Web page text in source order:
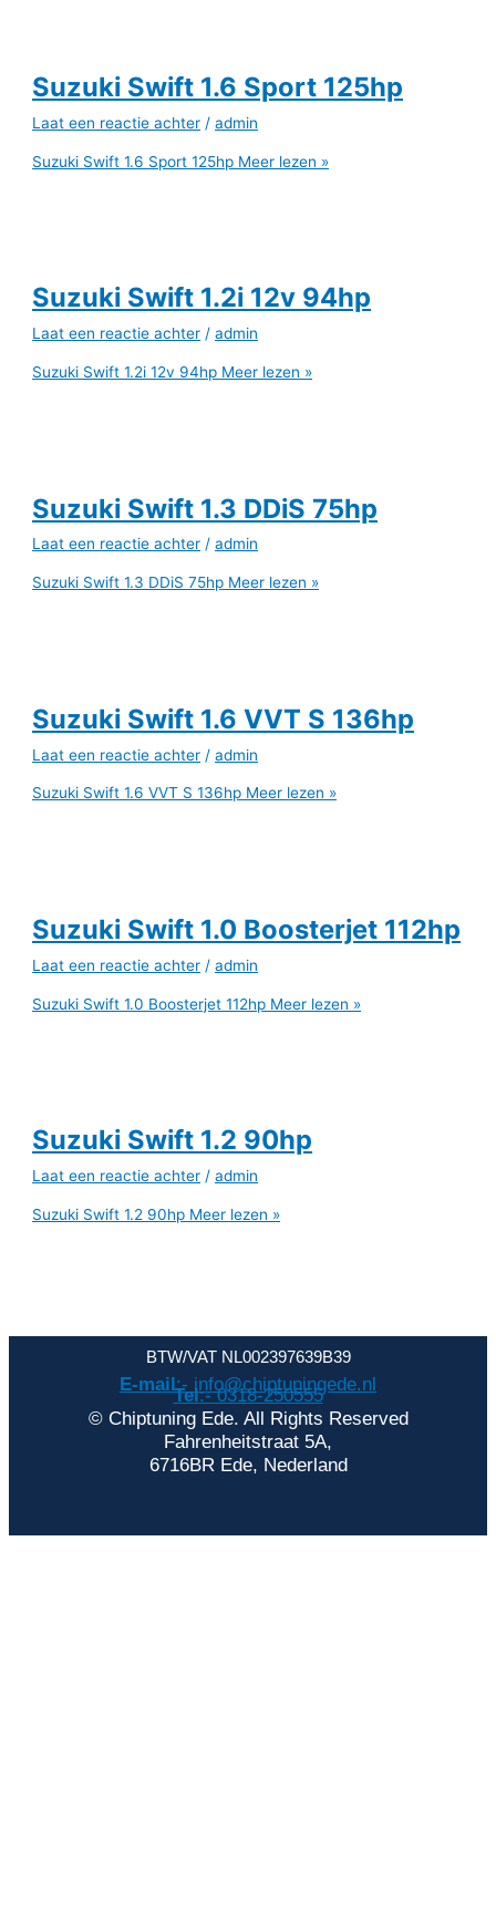
Suzuki Swift 1.6 Sport 125hp
Laat een reactie achter /admin
Suzuki Swift 1.6 Sport 125hp Meer lezen »
Suzuki Swift 1.2i 12v 94hp
Laat een reactie achter /admin
Suzuki Swift 1.2i 12v 94hp Meer lezen »
Suzuki Swift 1.3 DDiS 75hp
Laat een reactie achter /admin
Suzuki Swift 1.3 DDiS 75hp Meer lezen »
Suzuki Swift 1.6 VVT S 136hp
Laat een reactie achter /admin
Suzuki Swift 1.6 VVT S 136hp Meer lezen »
Suzuki Swift 1.0 Boosterjet 112hp
Laat een reactie achter /admin
Suzuki Swift 1.0 Boosterjet 112hp Meer lezen »
Suzuki Swift 1.2 90hp
Laat een reactie achter /admin
Suzuki Swift 1.2 90hp Meer lezen »
BTW/VAT NL002397639B39
E-mail:- info@chiptuningede.nl
Tel:- 0318-250555
© Chiptuning Ede. All Rights Reserved
Fahrenheitstraat 5A,
6716BR Ede, Nederland